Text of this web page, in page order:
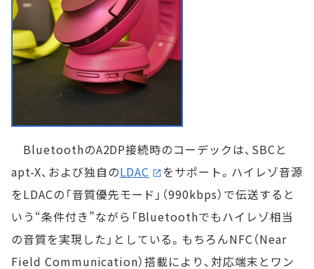
BluetoothのA2DP接続時のコーデックは、SBCと
apt-X、および独自のLDAC
をサポート。ハイレゾ音源
をLDACの「音質優先モード」（990kbps）で伝送すると
いう“条件付き”ながら「Bluetoothでもハイレゾ相当
の音質を実現した」としている。もちろんNFC（Near
Field Communication）搭載により、対応端末とワン